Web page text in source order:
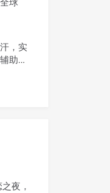
，实
助驾
夜，